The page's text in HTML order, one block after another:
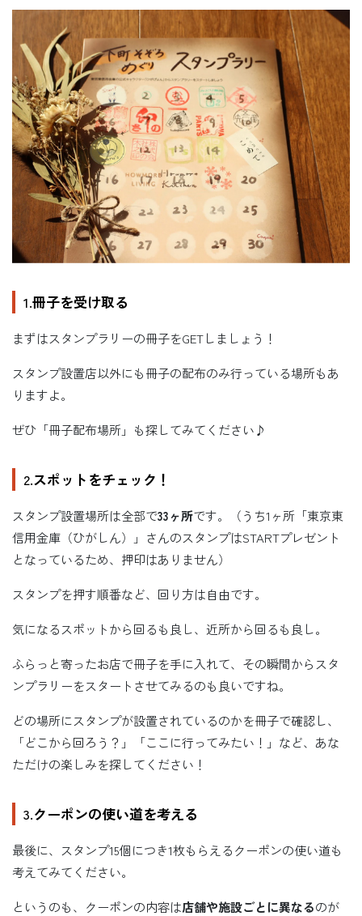
1.冊子を受け取る
まずはスタンプラリーの冊子をGETしましょう！
スタンプ設置店以外にも冊子の配布のみ行っている場所もあ
りますよ。
ぜひ「冊子配布場所」も探してみてください♪
2.スポットをチェック！
スタンプ設置場所は全部で33ヶ所です。（うち1ヶ所「東京東
信用金庫（ひがしん）」さんのスタンプはSTARTプレゼント
となっているため、押印はありません）
スタンプを押す順番など、回り方は自由です。
気になるスポットから回るも良し、近所から回るも良し。
ふらっと寄ったお店で冊子を手に入れて、その瞬間からスタ
ンプラリーをスタートさせてみるのも良いですね。
どの場所にスタンプが設置されているのかを冊子で確認し、
「どこから回ろう？」「ここに行ってみたい！」など、あな
ただけの楽しみを探してください！
3.クーポンの使い道を考える
最後に、スタンプ15個につき1枚もらえるクーポンの使い道も
考えてみてください。
というのも、クーポンの内容は店舗や施設ごとに異なるのが